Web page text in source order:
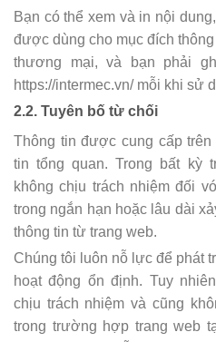
Bạn có thể xem và in nội
được dùng cho mục đích
thương mại, và bạn phải
https://intermec.vn/ mỗi khi sử
2.2. Tuyên bố từ chối
Thông tin được cung cấp
tin tổng quan. Trong bất kỳ
không chịu trách nhiệm đối
trong ngắn hạn hoặc lâu dài
thông tin từ trang web.
Chúng tôi luôn nỗ lực để phát
hoạt động ổn định. Tuy
chịu trách nhiệm và cũng
trong trường hợp trang web